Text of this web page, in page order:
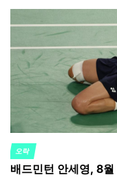
POSTED
IN
오락
배드민턴 안세영, 8월